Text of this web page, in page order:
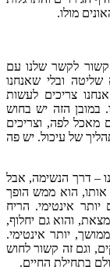
מולו.
קשור לקשר שלנו עם
שליטה ובלי שאנחנו
צריכים לעשות
במובן הזה יש בחוש
מאכל לפה, וצריכים
של עיכול. יש פה
– דרך הנשימה, אבל
אותו, הוא ממש הופך
אינטימי. הריח
והוא גם יחלוף,
יותר אינטימי.
וגם זה קשור לחוש
בתחילת החיים.